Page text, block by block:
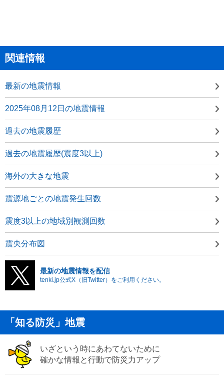
関連情報
最新の地震情報
2025年08月12日の地震情報
過去の地震履歴
過去の地震履歴(震度3以上)
海外の大きな地震
震源地ごとの地震発生回数
震度3以上の地域別観測回数
震央分布図
最新の地震情報を配信
tenki.jp公式X（旧Twitter）をご利用ください。
「知る防災」地震
いざという時にあわてないために
確かな情報と行動で防災力アップ